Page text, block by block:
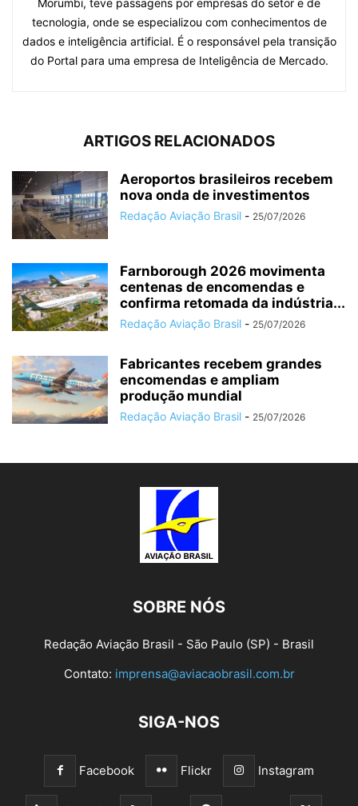
Morumbi, teve passagens por empresas do setor e de
tecnologia, onde se especializou com conhecimentos de
dados e inteligência artificial. É o responsável pela transição
do Portal para uma empresa de Inteligência de Mercado.
ARTIGOS RELACIONADOS
Aeroportos brasileiros recebem
nova onda de investimentos
Redação Aviação Brasil - 25/07/2026
Farnborough 2026 movimenta
centenas de encomendas e
confirma retomada da indústria...
Redação Aviação Brasil - 25/07/2026
Fabricantes recebem grandes
encomendas e ampliam
produção mundial
Redação Aviação Brasil - 25/07/2026
SOBRE NÓS
Redação Aviação Brasil - São Paulo (SP) - Brasil
Contato: imprensa@aviacaobrasil.com.br
SIGA-NOS
Facebook Flickr Instagram